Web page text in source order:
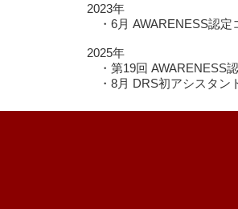
2023年
・6月 AWARENESS認定
2025年
・第19回 AWARENESS
・8月 DRS初アシスタン